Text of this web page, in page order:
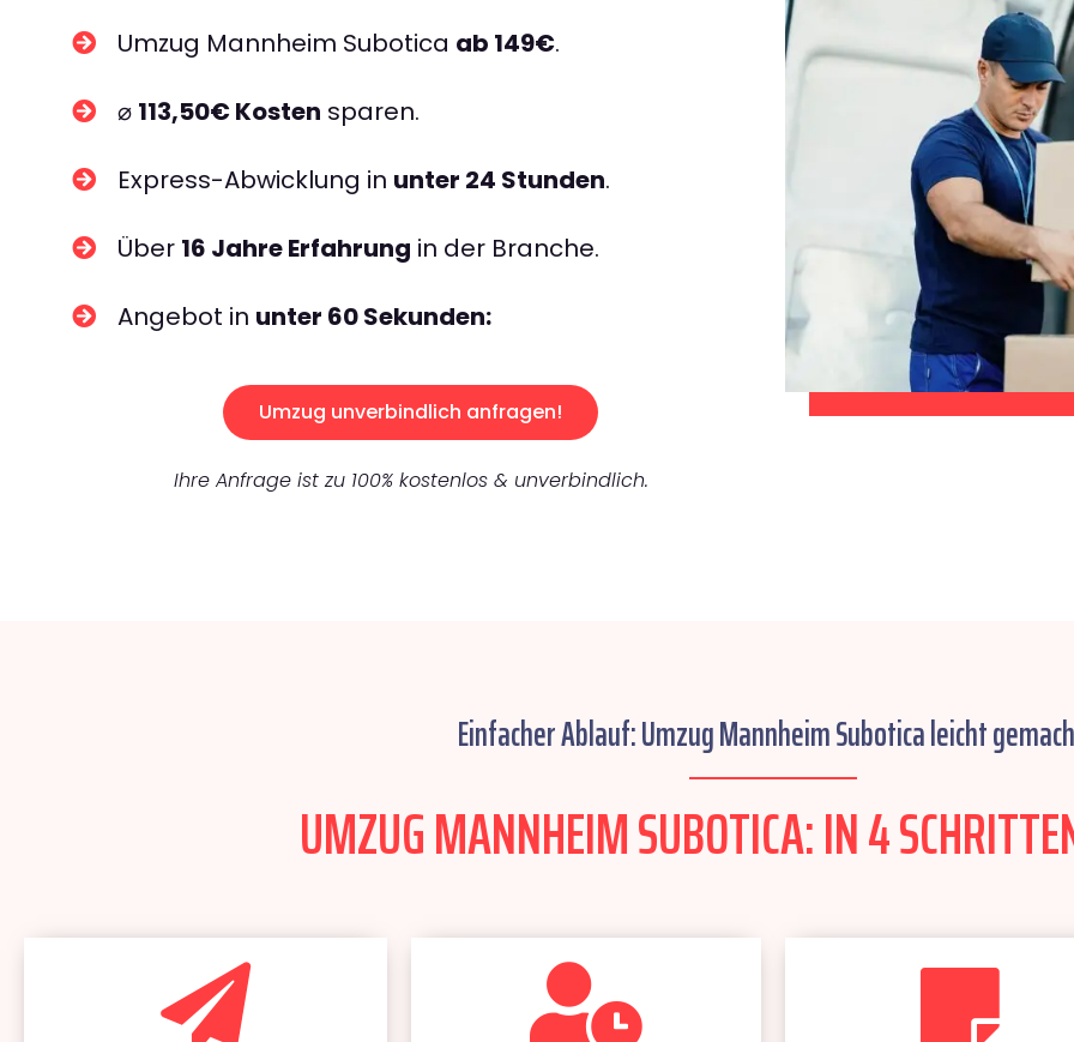
Umzug Mannheim Subotica ab 149€.
⌀ 113,50€ Kosten sparen.
Express-Abwicklung in unter 24 Stunden.
Über 16 Jahre Erfahrung in der Branche.
Angebot in unter 60 Sekunden:
Umzug unverbindlich anfragen!
Ihre Anfrage ist zu 100% kostenlos & unverbindlich.
Einfacher Ablauf: Umzug Mannheim Subotica leicht
UMZUG MANNHEIM SUBOTICA: IN 4